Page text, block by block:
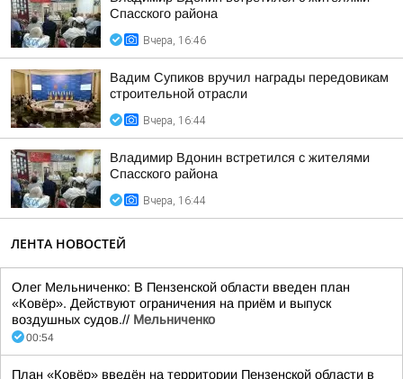
Спасского района
Вчера, 16:46
Вадим Супиков вручил награды передовикам
строительной отрасли
Вчера, 16:44
Владимир Вдонин встретился с жителями
Спасского района
Вчера, 16:44
ЛЕНТА НОВОСТЕЙ
Олег Мельниченко: В Пензенской области введен план
«Ковёр». Действуют ограничения на приём и выпуск
воздушных судов.// Мельниченко
00:54
План «Ковёр» введён на территории Пензенской области в